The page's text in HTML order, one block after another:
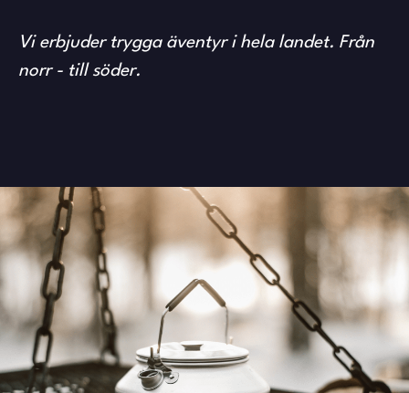
Vi erbjuder trygga äventyr i hela landet. Från
norr - till söder.